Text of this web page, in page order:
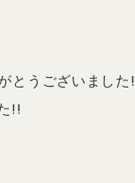
とうございました!
!!